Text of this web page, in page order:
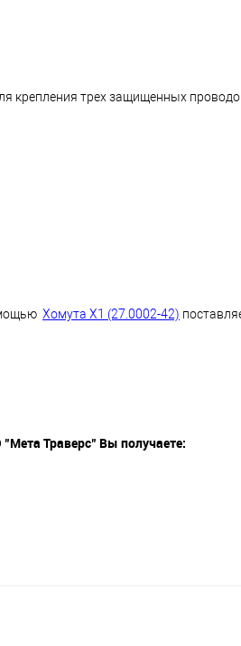
крепления трех защищенных
Хомута Х1 (27.0002-42)
Траверс" Вы получаете: